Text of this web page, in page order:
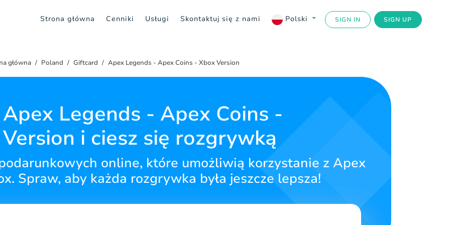
Strona główna Cenniki Usługi Skontaktuj się z nami Polski SIGN IN SIGN UP
główna Poland Giftcard Apex Legends - Apex Coins - Xbox Version
Legends - Apex Coins -
i ciesz się rozgrywką
online, które umożliwią korzystanie z Apex
Spraw, aby każda rozgrywka była jeszcze lepsza!